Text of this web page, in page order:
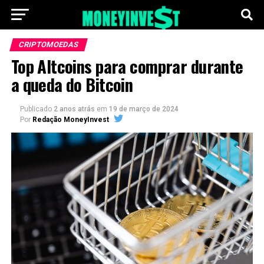
CRIPTOMOEDAS
Top Altcoins para comprar durante
a queda do Bitcoin
Publicado 2 anos atrás em 19 de março de 2024
Por Redação MoneyInvest